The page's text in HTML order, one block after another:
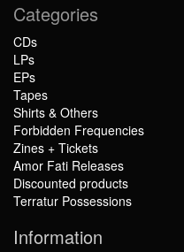
Categories
CDs
LPs
EPs
Tapes
Shirts & Others
Forbidden Frequencies
Zines + Tickets
Amor Fati Releases
Discounted products
Terratur Possessions
Information